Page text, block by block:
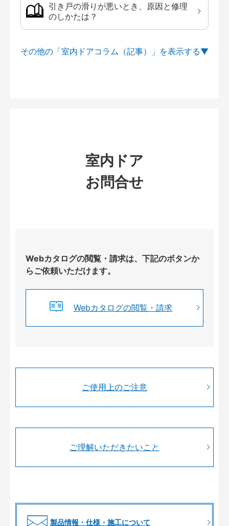
引き戸の滑りが悪いとき、原因と修理
のしかたは？
その他の「室内ドアコラム（記事）」を
室内ドア
お問合せ
Webカタログの閲覧・請求は、下記のボタンか
らご依頼いただけます。
Webカタログの閲覧・請求
ご使用上のご注意
ご理解いただきたいこと
製品情報・仕様・施工について